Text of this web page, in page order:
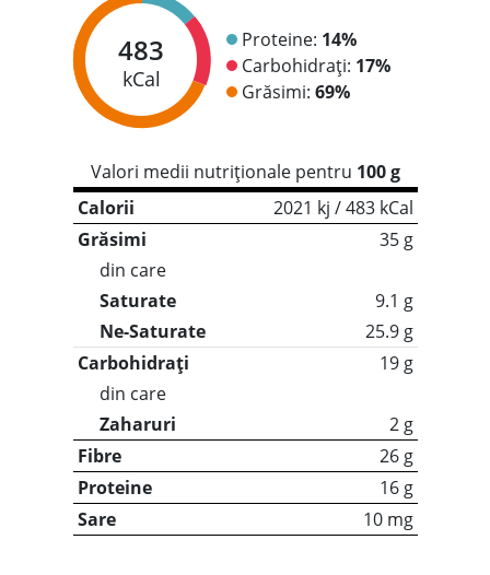
483
kCal
Proteine: 14%
Carbohidrați: 17%
Grăsimi: 69%
Valori medii nutriționale pentru 100 g
Calorii
2021 kj / 483 kCal
Grăsimi
35 g
din care
Saturate
9.1 g
Ne-Saturate
25.9 g
Carbohidrați
19 g
din care
Zaharuri
2 g
Fibre
26 g
Proteine
16 g
Sare
10 mg